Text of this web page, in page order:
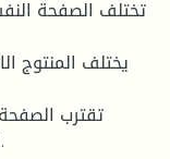
المتنمر والمتنمر عليه إلى معايير اللاسواء.